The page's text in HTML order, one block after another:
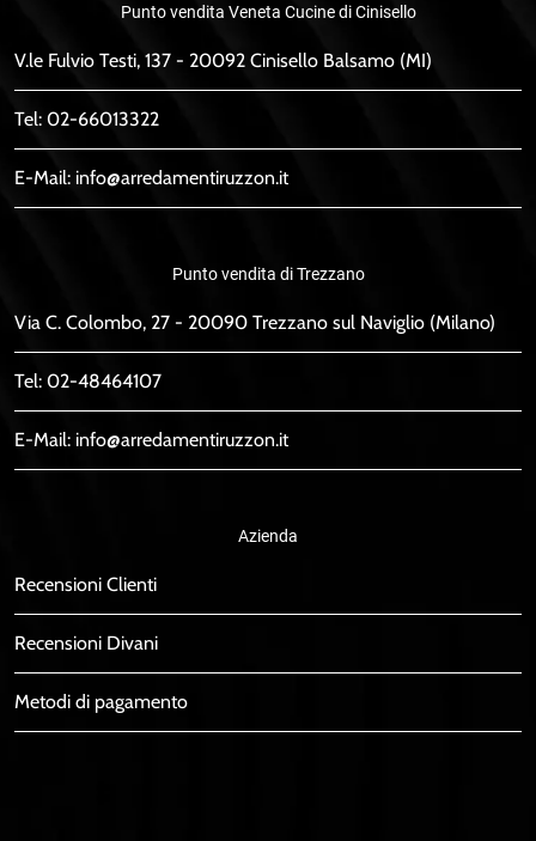
Punto vendita Veneta Cucine di Cinisello
V.le Fulvio Testi, 137 - 20092 Cinisello Balsamo (MI)
Tel: 02-66013322
E-Mail: info@arredamentiruzzon.it
Punto vendita di Trezzano
Via C. Colombo, 27 - 20090 Trezzano sul Naviglio (Milano)
Tel: 02-48464107
E-Mail: info@arredamentiruzzon.it
Azienda
Recensioni Clienti
Recensioni Divani
Metodi di pagamento